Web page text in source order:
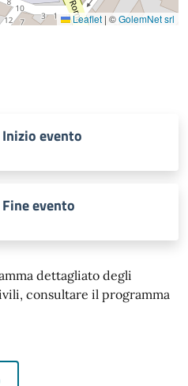
Leaflet | ©GolemNet srl
evento
evento
dettagliato degli
consultare il programma